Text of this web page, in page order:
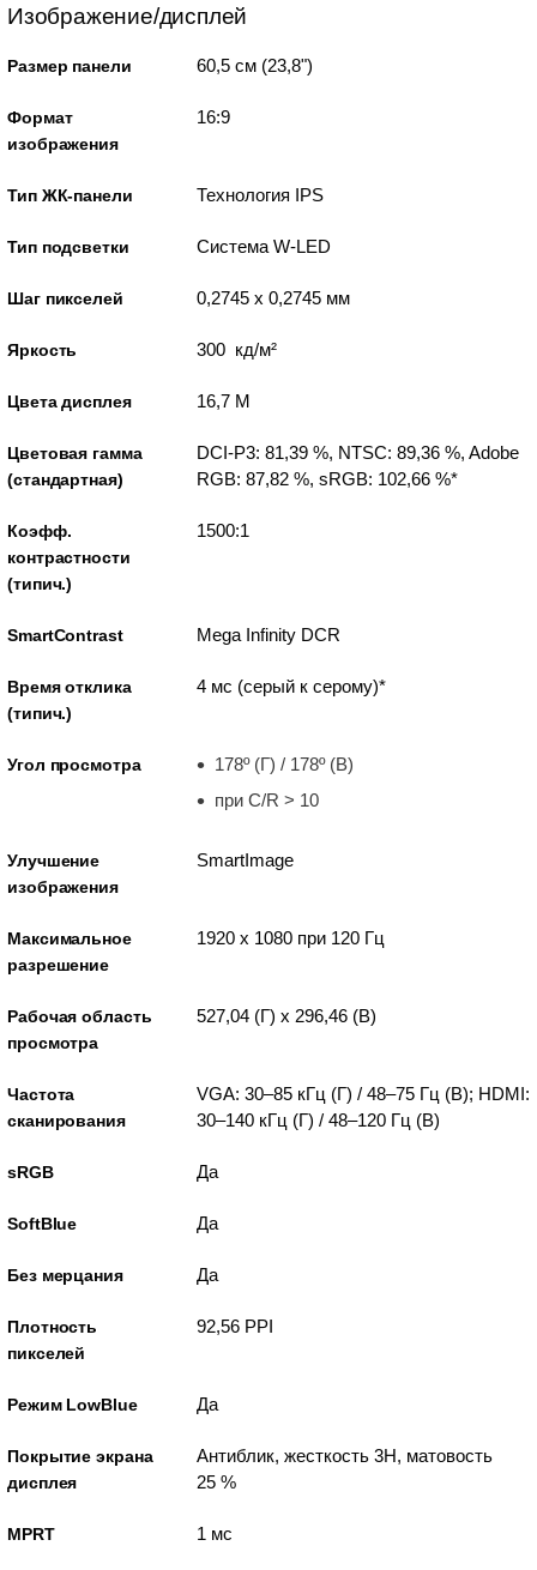
Изображение/дисплей
Размер панели 60,5 см (23,8")
Формат
изображения
16:9
Тип ЖК-панели Технология IPS
Тип подсветки Система W-LED
Шаг пикселей 0,2745 x 0,2745 мм
Яркость 300 кд/м²
Цвета дисплея 16,7 M
Цветовая гамма
(стандартная)
DCI-P3: 81,39 %, NTSC: 89,36 %, Adobe
RGB: 87,82 %, sRGB: 102,66 %*
Коэфф.
контрастности
(типич.)
1500:1
SmartContrast Mega Infinity DCR
Время отклика
(типич.)
4 мс (серый к серому)*
Угол просмотра
178º (Г) / 178º (В)
при C/R > 10
Улучшение
изображения
SmartImage
Максимальное
разрешение
1920 x 1080 при 120 Гц
Рабочая область
просмотра
527,04 (Г) x 296,46 (В)
Частота
сканирования
VGA: 30–85 кГц (Г) / 48–75 Гц (В); HDMI:
30–140 кГц (Г) / 48–120 Гц (В)
sRGB Да
SoftBlue Да
Без мерцания Да
Плотность
пикселей
92,56 PPI
Режим LowBlue Да
Покрытие экрана
дисплея
Антиблик, жесткость 3H, матовость
25 %
MPRT 1 мс